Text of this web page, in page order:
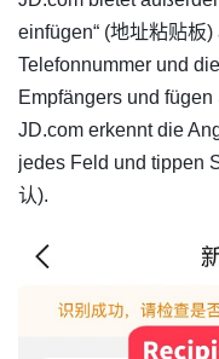
einfügen“ (地址粘贴板
Telefonnummer und
Empfängers und
JD.com erkennt die
jedes Feld und tippen
认).